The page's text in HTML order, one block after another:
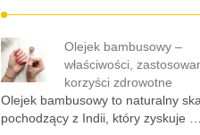
Olejek bambusowy –
właściwości,
korzyści zdrowotne
Olejek bambusowy to naturalny
pochodzący z Indii, który zyskuje …